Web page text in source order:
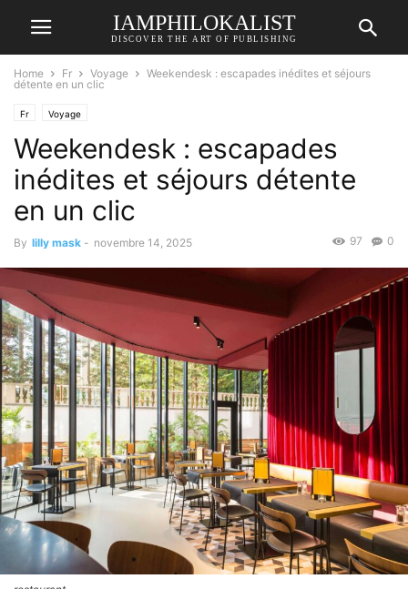
IAMPHILOKALIST
DISCOVER THE ART OF PUBLISHING
Home Fr Voyage
Weekendesk : escapades inédites et séjours
détente en un clic
Fr Voyage
Weekendesk : escapades
inédites et séjours détente
en un clic
By lilly mask - novembre 14, 2025 0
97